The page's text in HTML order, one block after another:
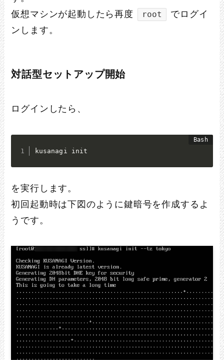
仮想マシンが起動したら再度
root
でログイ
ンします。
対話型セットアップ開始
ログインしたら、
kusanagi init
を実行します。
初回起動時は下図のように鍵暗号を作成するよ
うです。